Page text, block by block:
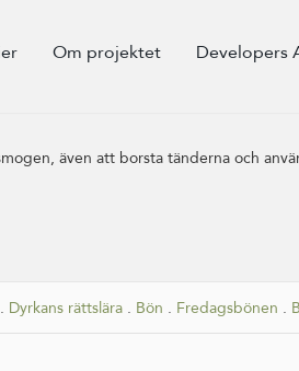
Om projektet Developers
även att borsta tänderna och
. Dyrkans rättslära . Bön . Fredagsbönen .